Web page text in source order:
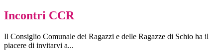
Incontri CCR
Il Consiglio Comunale dei Ragazzi e delle Ragazze di Schio ha il
piacere di invitarvi a...